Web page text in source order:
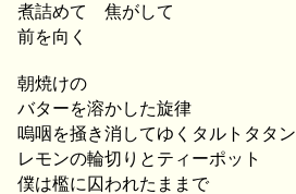
煮詰めて 焦がして
前を向く
朝焼けの
バターを溶かした旋律
嗚咽を掻き消してゆくタルトタタン
レモンの輪切りとティーポット
僕は檻に囚われたままで